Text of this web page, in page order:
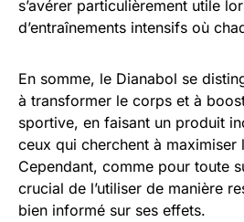
s’avérer particulièrement utile
d’entraînements intensifs où
En somme, le Dianabol se
à transformer le corps et à
sportive, en faisant un produit
ceux qui cherchent à maximiser
Cependant, comme pour toute
crucial de l’utiliser de manière
bien informé sur ses effets.